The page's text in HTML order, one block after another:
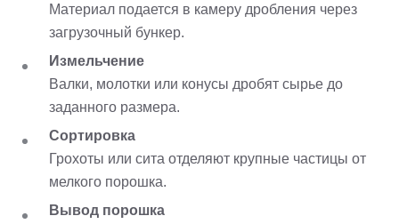
Материал подается в камеру дробления через
загрузочный бункер.
Измельчение
Валки, молотки или конусы дробят сырье до
заданного размера.
Сортировка
Грохоты или сита отделяют крупные частицы от
мелкого порошка.
Вывод порошка